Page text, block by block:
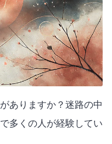
ありますか？迷路の中
多くの人が経験してい